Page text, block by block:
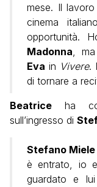
mese. Il
cinema
opportunità.
Madonna,
Eva in Vivere.
di tornare a
Beatrice ha
sull’ingresso di
Stefano Miele
è entrato, io
guardato e